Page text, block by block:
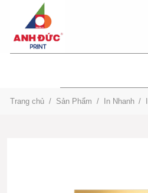
Trang chủ / Sản Phẩm / In Nhanh /